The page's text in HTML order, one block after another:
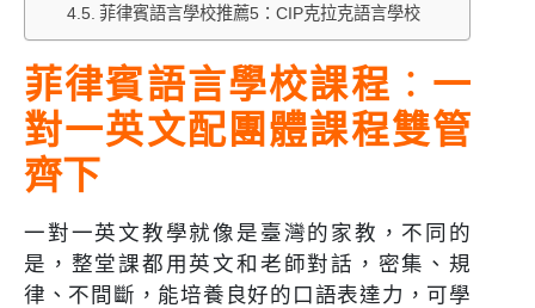
菲律賓語言學校推薦5：CIP克拉克語言學校
菲律賓語言學校課程 ： 一
對一英文配團體課程雙管
齊下
一對一英文教學就像是臺灣的家教，不同的
是，整堂課都用英文和老師對話，密集、規
律、不間斷，能培養良好的口語表達力，可學